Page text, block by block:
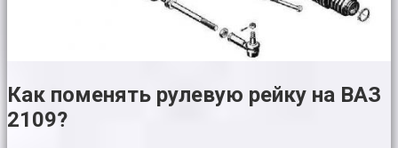
Как поменять рулевую рейку на ВАЗ
2109?